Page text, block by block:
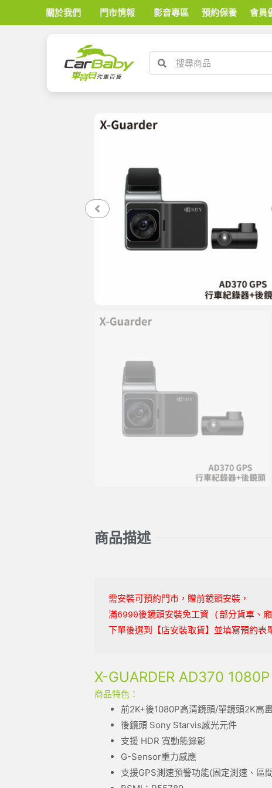
關於我們 門市情報 影音專區 預約保養 會員
商品描述
需安裝可預約門市，贈前鏡頭安裝，
滿6990後鏡頭安裝免工資
(部分貨車、
下單後選到【店安裝取貨】並填寫預約
X-GUARDER AD370
商品特色：
前2K+後1080P高清鏡頭/單鏡頭2K高
後鏡頭 Sony Starvis感光元件
支援 HDR 寬動態錄影
G-Sensor重力感應
支援GPS測速預警功能(固定測速、區